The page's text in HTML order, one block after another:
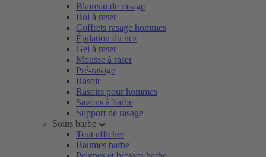
Blaireau de rasage
Bol à raser
Coffrets rasage hommes
Épilation du nez
Gel à raser
Mousse à raser
Pré-rasage
Rasoir
Rasoirs pour hommes
Savons à barbe
Support de rasage
Soins barbe
Tout afficher
Baumes barbe